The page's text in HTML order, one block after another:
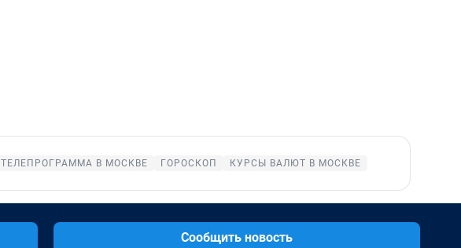
ТЕЛЕПРОГРАММА В МОСКВЕ ГОРОСКОП КУРСЫ ВАЛЮТ В МОСКВЕ
Сообщить новость